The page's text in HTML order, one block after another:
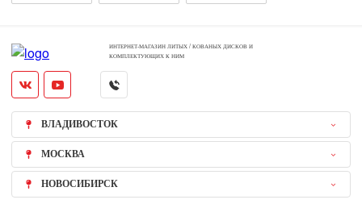
ИНТЕРНЕТ-МАГАЗИН ЛИТЫХ / КОВАНЫХ ДИСКОВ И
КОМПЛЕКТУЮЩИХ К НИМ
ВЛАДИВОСТОК
МОСКВА
НОВОСИБИРСК